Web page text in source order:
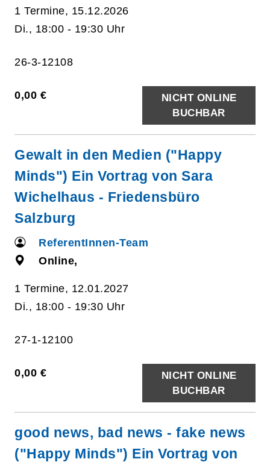
1 Termine, 15.12.2026
Di., 18:00 - 19:30 Uhr
26-3-12108
0,00 €
NICHT ONLINE
BUCHBAR
Gewalt in den Medien ("Happy
Minds") Ein Vortrag von Sara
Wichelhaus - Friedensbüro
Salzburg
ReferentInnen-Team
Online,
1 Termine, 12.01.2027
Di., 18:00 - 19:30 Uhr
27-1-12100
0,00 €
NICHT ONLINE
BUCHBAR
good news, bad news - fake news
("Happy Minds") Ein Vortrag von